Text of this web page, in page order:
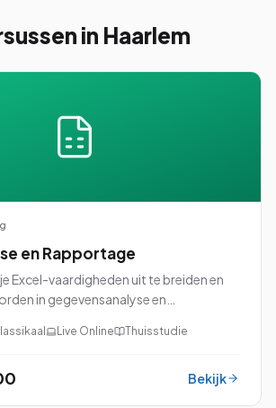
in Haarlem
en Rapportage
Excel-vaardigheden uit te breiden en
in gegevensanalyse en
voor jou!Live Online Thuisstudie
Bekijk